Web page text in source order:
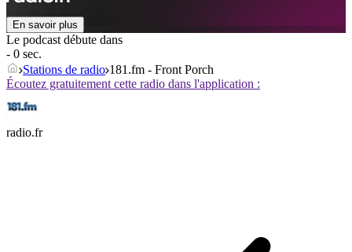
En savoir plus
Le podcast débute dans
- 0 sec.
Stations de radio 181.fm - Front Porch
Écoutez gratuitement cette radio dans l'application :
radio.fr